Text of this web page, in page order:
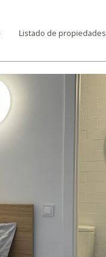
Listado de propiedades